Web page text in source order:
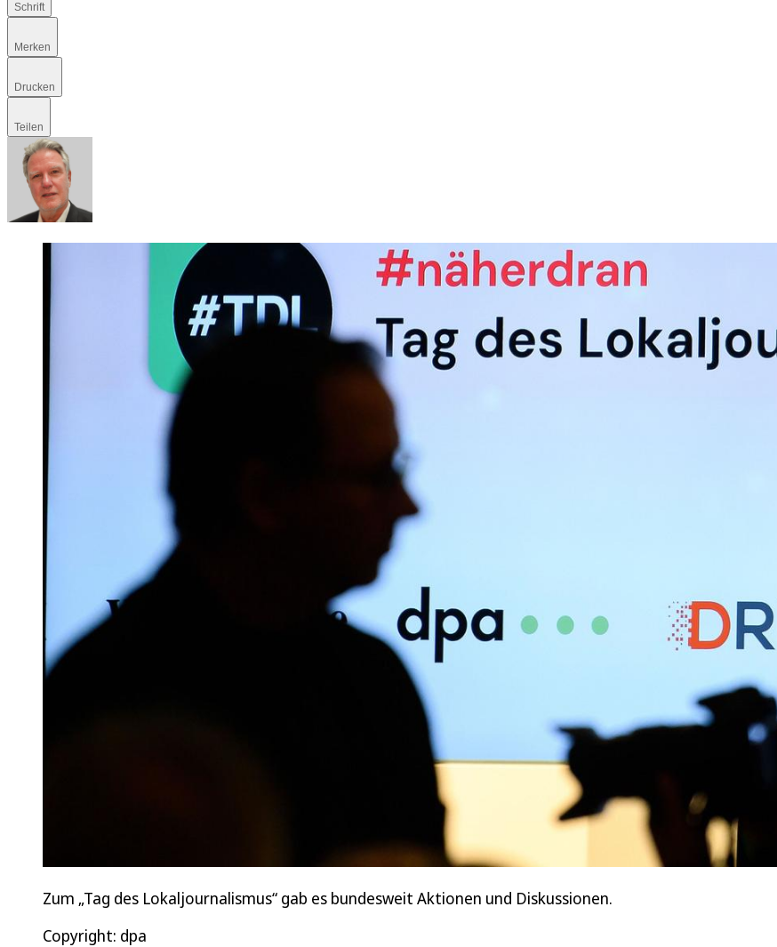
Schrift
Merken
Drucken
Teilen
Zum „Tag des Lokaljournalismus“ gab es bundesweit Aktionen und Diskussionen.
Copyright: dpa